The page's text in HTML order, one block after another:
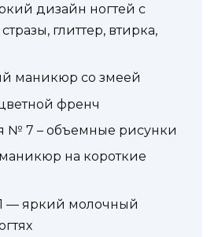
дизайн ногтей с
глиттер, втирка,
маникюр со змеей
френч
№ 7 – объемные рисунки
на короткие
— яркий молочный